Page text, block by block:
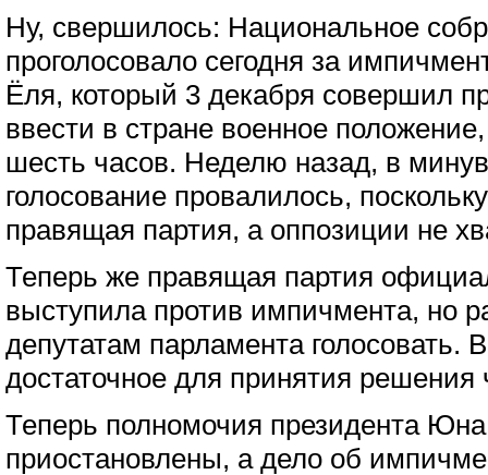
Ну, свершилось: Национальное
проголосовало сегодня за
Ёля, который 3 декабря совершил
ввести в стране военное
шесть часов. Неделю назад, в
голосование провалилось,
правящая партия, а оппозиции не
Теперь же правящая партия
выступила против импичмента, но
депутатам парламента голосовать.
достаточное для принятия решения
Теперь полномочия президента
приостановлены, а дело об